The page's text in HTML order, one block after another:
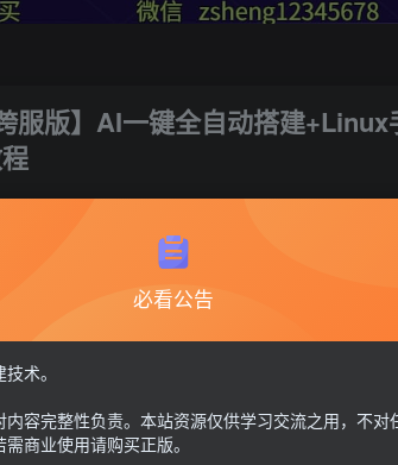
服版】AI一键全自动搭建+Linux
apphttps://pan.baidu.com/s/
限时特惠
币 100
必看公告
术。
容完整性负责。本站资源仅供学习交流之用，不对
商业使用请购买正版。